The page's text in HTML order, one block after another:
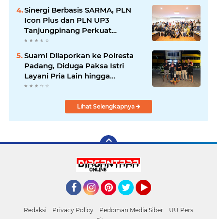
Sinergi Berbasis SARMA, PLN
Icon Plus dan PLN UP3
Tanjungpinang Perkuat
Kolaborasi Strategis
Suami Dilaporkan ke Polresta
Padang, Diduga Paksa Istri
Layani Pria Lain hingga
Berulang Kali
Lihat Selengkapnya
Redaksi Privacy Policy Pedoman Media Siber
UU Pers